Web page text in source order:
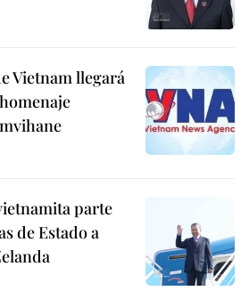
Vietnam llegará
parte
de Estado a